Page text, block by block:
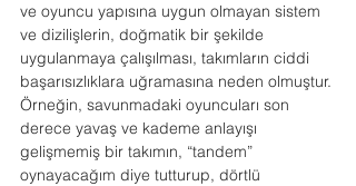
ve oyuncu yapısına uygun olmayan sistem
ve dizilişlerin, doğmatik bir şekilde
uygulanmaya çalışılması, takımların ciddi
başarısızlıklara uğramasına neden olmuştur.
Örneğin, savunmadaki oyuncuları son
derece yavaş ve kademe anlayışı
gelişmemiş bir takımın, “tandem”
oynayacağım diye tutturup, dörtlü